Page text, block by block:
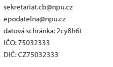
sekretariat.cb@npu.cz
epodatelna@npu.cz
datová schránka: 2cy8h6t​
IČO: 75032333
DIČ: CZ75032333